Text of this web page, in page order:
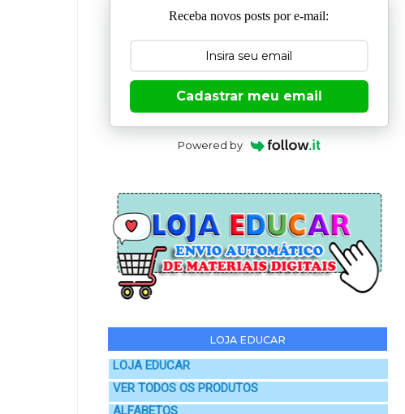
Receba novos posts por e-mail:
Cadastrar meu email
Powered by
LOJA EDUCAR
LOJA EDUCAR
VER TODOS OS PRODUTOS
ALFABETOS